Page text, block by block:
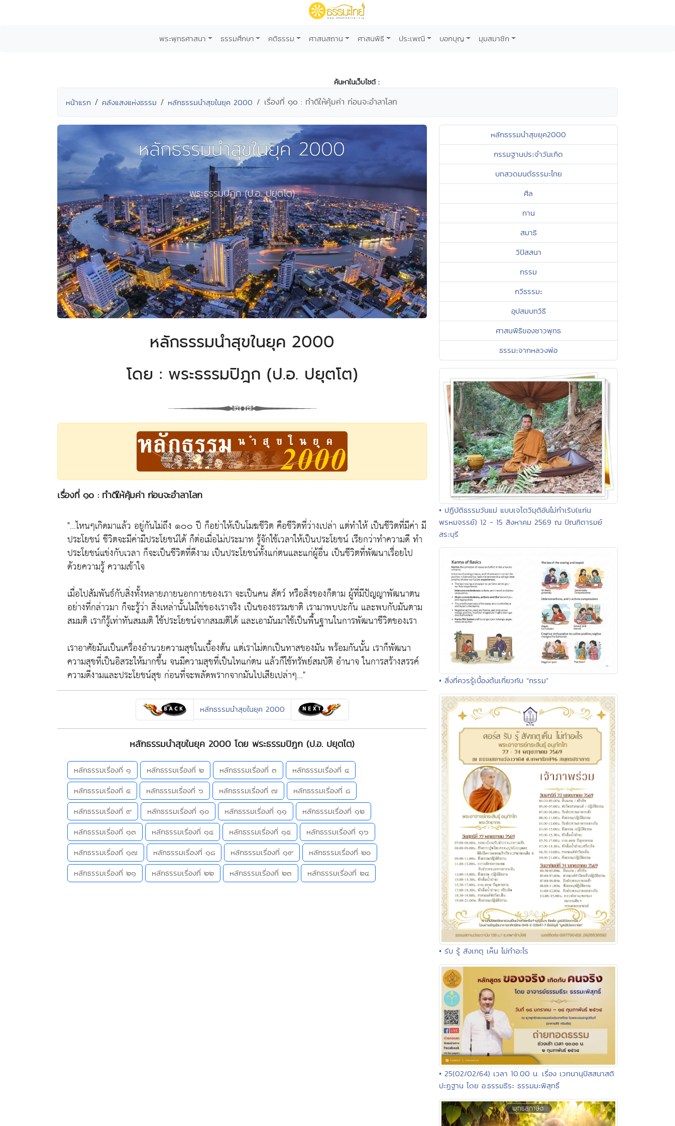
พระพุทธศาสนา ธรรมศึกษา คติธรรม ศาสนสถาน ศาสนพิธี ประเพณี บอกบุญ มุมสมาชิก
ค้นหาในเว็บไซต์ :
หน้าแรก คลังแสงแห่งธรรม หลักธรรมนำสุขในยุค 2000 เรื่องที่ ๑๐ : ทำดีให้คุ้มค่า ก่อนจะอำลาโลก
หลักธรรมนำสุขในยุค 2000
โดย : พระธรรมปิฎก (ป.อ. ปยุตโต)
เรื่องที่ ๑๐ : ทำดีให้คุ้มค่า ก่อนจะอำลาโลก
"...ไหนๆเกิดมาแล้ว อยู่กันไม่ถึง ๑๐๐ ปี ก็อย่าให้เป็นโมฆชีวิต คือชีวิตที่ว่างเปล่า แต่ทำให้ เป็นชีวิตที่มีค่า มี
ประโยชน์ ชีวิตจะมีค่ามีประโยชน์ได้ ก็ต่อเมื่อไม่ประมาท รู้จักใช้เวลาให้เป็นประโยชน์ เรียกว่าทำความดี ทำ
ประโยชน์แข่งกับเวลา ก็จะเป็นชีวิตที่ดีงาม เป็นประโยชน์ทั้งแก่ตนและแก่ผู้อื่น เป็นชีวิตที่พัฒนาเรื่อยไป
ด้วยความรู้ ความเข้าใจ
เมื่อไปสัมพันธ์กับสิ่งทั้งหลายภายนอกกายของเรา จะเป็นคน สัตว์ หรือสิ่งของก็ตาม ผู้ที่มีปัญญาพัฒนาตน
อย่างที่กล่าวมา ก็จะรู้ว่า สิ่งเหล่านั้นไม่ใช่ของเราจริง เป็นของธรรมชาติ เรามาพบปะกัน และพบกับมันตาม
สมมติ เราก็รู้เท่าทันสมมติ ใช้ประโยชน์จากสมมติได้ และเอามันมาใช้เป็นพื้นฐานในการพัฒนาชีวิตของเรา
เราอาศัยมันเป็นเครื่องอำนวยความสุขในเบื้องต้น แต่เราไม่ตกเป็นทาสของมัน พร้อมกันนั้น เราก็พัฒนา
ความสุขที่เป็นอิสระให้มากขึ้น จนมีความสุขที่เป็นไทแก่ตน แล้วก็ใช้ทรัพย์สมบัติ อำนาจ ในการสร้างสรรค์
ความดีงามและประโยชน์สุข ก่อนที่จะพลัดพรากจากมันไปเสียเปล่าๆ..."
หลักธรรมนำสุขในยุค 2000
หลักธรรมนำสุขในยุค 2000 โดย พระธรรมปิฎก (ป.อ. ปยุตโต)
หลักธรรมเรื่องที่ ๑ หลักธรรมเรื่องที่ ๒ หลักธรรมเรื่องที่ ๓
หลักธรรมเรื่องที่ ๔
หลักธรรมเรื่องที่ ๕
หลักธรรมเรื่องที่ ๖ หลักธรรมเรื่องที่ ๗
หลักธรรมเรื่องที่ ๘
หลักธรรมเรื่องที่ ๙
หลักธรรมเรื่องที่ ๑๐ หลักธรรมเรื่องที่ ๑๑
หลักธรรมเรื่องที่ ๑๒
หลักธรรมเรื่องที่ ๑๓
หลักธรรมเรื่องที่ ๑๔ หลักธรรมเรื่องที่ ๑๕
หลักธรรมเรื่องที่ ๑๖
หลักธรรมเรื่องที่ ๑๗
หลักธรรมเรื่องที่ ๑๘ หลักธรรมเรื่องที่ ๑๙
หลักธรรมเรื่องที่ ๒๐
หลักธรรมเรื่องที่ ๒๑
หลักธรรมเรื่องที่ ๒๒ หลักธรรมเรื่องที่ ๒๓ หลักธรรมเรื่องที่ ๒๔
หลักธรรมนำสุขยุค2000
กรรมฐานประจำวันเกิด
บทสวดมนต์ธรรมะไทย
ศีล
ทาน
สมาธิ
วิปัสสนา
กรรม
กวีธรรมะ
อุปสมบทวิธี
ศาสนพิธีของชาวพุทธ
ธรรมะจากหลวงพ่อ
• ปฏิบัติธรรมวันแม่ แบบเจโตวิมุติอันไม่กำเริบ(แก่น
พรหมจรรย์) 12 - 15 สิงหาคม 2569 ณ ปัณฑิตารมย์
สระบุรี
• สิ่งที่ควรรู้เบื้องต้นเกี่ยวกับ “กรรม”
• รับ รู้ สังเกตุ เห็น ไม่ทำอะไร
• 25(02/02/64) เวลา 10.00 น. เรื่อง เวทนานุปัสสนาสติ
ปะฏฐาน โดย อ.ธรรมธีระ ธรรมมะพิสุทธิ์